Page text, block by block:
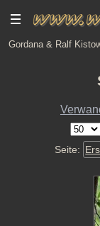
Gordana & Ralf
Seite: